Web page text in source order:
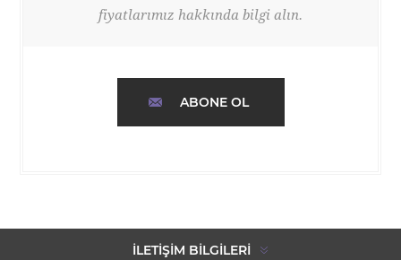
fiyatlarımız hakkında bilgi alın.
ABONE OL
İLETIŞIM BILGILERI